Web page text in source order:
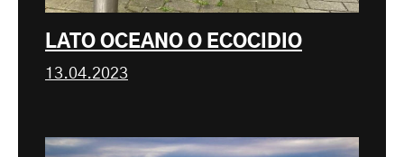
LATO OCEANO O ECOCIDIO
13.04.2023